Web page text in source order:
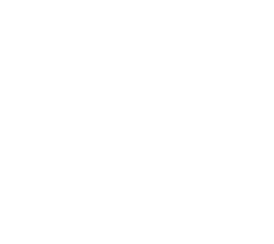
Avec un traitement convenable, la solidité
votre maison sûre pour une longue durée.
qualification, ont une expérience
sortes de charpentes, traditionnelles ou
l’impact écologique de nos services,
Quelles que soient vos demandes, un
votre disposition, pour répondre à vos
Nous implémentons des solutions sur
chaque client. Vous ne serez pas exclu du
d’honneur à vous informer précisément
Choisissez Batif pour une charpente solide,